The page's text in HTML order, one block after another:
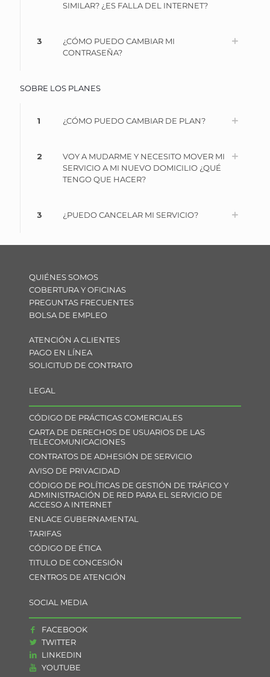
SIMILAR? ¿ES FALLA DEL INTERNET?
3
¿CÓMO PUEDO CAMBIAR MI
CONTRASEÑA?
SOBRE LOS PLANES
1 ¿CÓMO PUEDO CAMBIAR DE PLAN?
2
VOY A MUDARME Y NECESITO MOVER MI
SERVICIO A MI NUEVO DOMICILIO ¿QUÉ
TENGO QUE HACER?
3 ¿PUEDO CANCELAR MI SERVICIO?
QUIÉNES SOMOS
COBERTURA Y OFICINAS
PREGUNTAS FRECUENTES
BOLSA DE EMPLEO
ATENCIÓN A CLIENTES
PAGO EN LÍNEA
SOLICITUD DE CONTRATO
LEGAL
CÓDIGO DE PRÁCTICAS COMERCIALES
CARTA DE DERECHOS DE USUARIOS DE LAS
TELECOMUNICACIONES
CONTRATOS DE ADHESIÓN DE SERVICIO
AVISO DE PRIVACIDAD
CÓDIGO DE POLÍTICAS DE GESTIÓN DE TRÁFICO Y
ADMINISTRACIÓN DE RED PARA EL SERVICIO DE
ACCESO A INTERNET
ENLACE GUBERNAMENTAL
TARIFAS
CÓDIGO DE ÉTICA
TITULO DE CONCESIÓN
CENTROS DE ATENCIÓN
SOCIAL MEDIA
FACEBOOK
TWITTER
LINKEDIN
YOUTUBE